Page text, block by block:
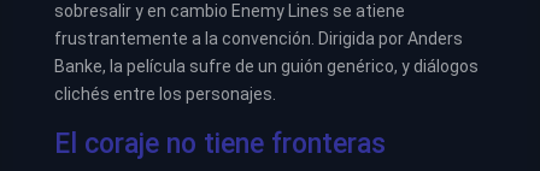
sobresalir y en cambio Enemy Lines se atiene
frustrantemente a la convención. Dirigida por Anders
Banke, la película sufre de un guión genérico, y diálogos
clichés entre los personajes.
El coraje no tiene fronteras